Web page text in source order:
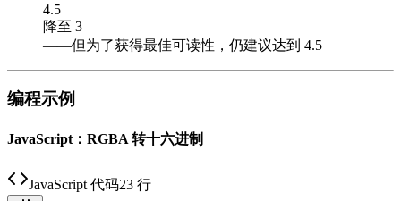
4.5
降至 3
——但为了获得最佳可读性，仍建议达到 4.5
编程示例
JavaScript：RGBA 转十六进制
JavaScript 代码23 行